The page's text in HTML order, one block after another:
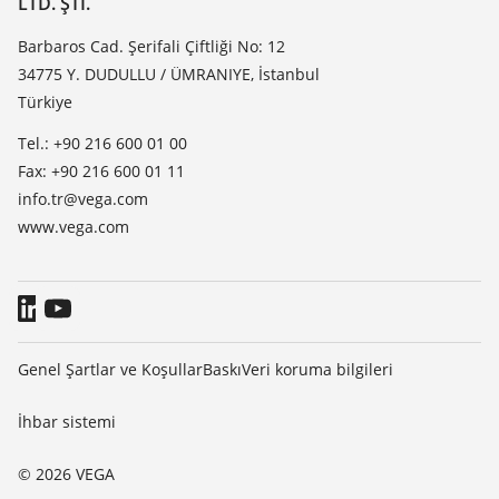
TeamViewer
Haber makaleleri
Basin
Blog
Barbaros Cad. Şerifali Çiftliği No: 12
34775 Y. DUDULLU / ÜMRANIYE, İstanbul
Türkiye
Tel.: +90 216 600 01 00
Fax: +90 216 600 01 11
info.tr@vega.com
www.vega.com
© 2026 VEGA
Genel Şartlar ve KoşullarBaskıVeri koruma bilgileri
İhbar sistemi